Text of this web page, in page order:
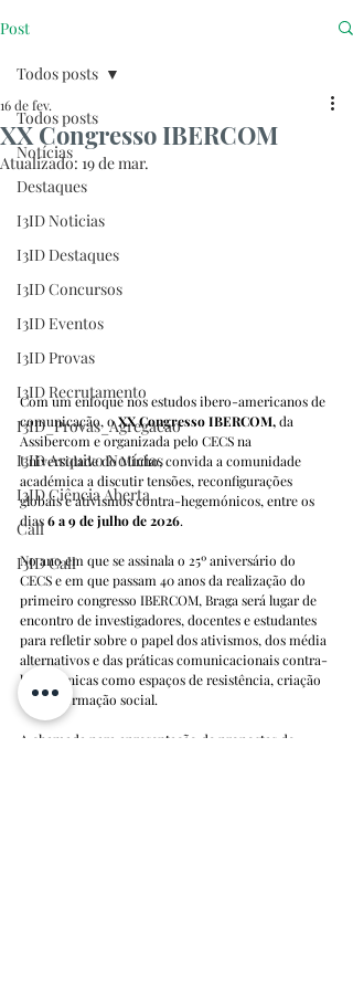
Post
Todos posts
Notícias
Destaques
I3ID Noticias
I3ID Destaques
I3ID Concursos
I3ID Eventos
I3ID Provas
I3ID Recrutamento
I3ID_Provas_Agregacao
I3ID Arquivo Notícias
I3ID Ciência Aberta
Call
I3ID Call
Todos posts
XX Congresso IBERCOM
16 de fev.
Atualizado: 19 de mar.
Com um enfoque nos estudos ibero-americanos de
comunicação, o XX Congresso IBERCOM, da
Assibercom e organizada pelo CECS na
Universidade do Minho,convida a comunidade
académica a discutir tensões, reconfigurações
globais e ativismos contra-hegemónicos, entre os
dias 6 a 9 de julho de 2026.
No ano em que se assinala o 25º aniversário do
CECS e em que passam 40 anos da realização do
primeiro congresso IBERCOM, Braga será lugar de
encontro de investigadores, docentes e estudantes
para refletir sobre o papel dos ativismos, dos média
alternativos e das práticas comunicacionais contra-
hegemónicas como espaços de resistência, criação
e transformação social.
A chamada para apresentação de propostas de